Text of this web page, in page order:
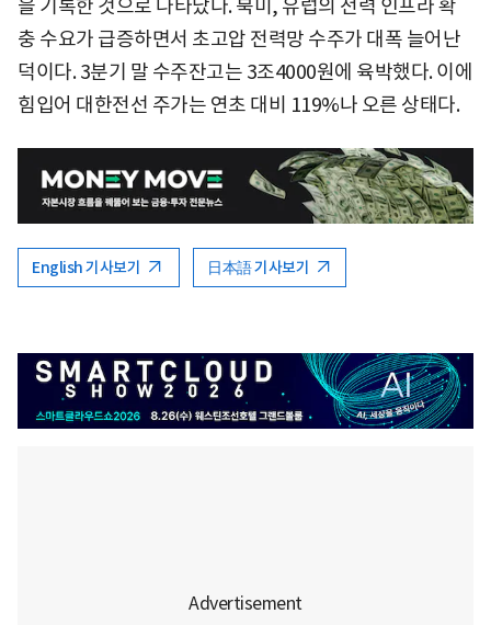
을 기록한 것으로 나타났다. 북미, 유럽의 전력 인프라 확
충 수요가 급증하면서 초고압 전력망 수주가 대폭 늘어난
덕이다. 3분기 말 수주잔고는 3조4000원에 육박했다. 이에
힘입어 대한전선 주가는 연초 대비 119%나 오른 상태다.
English 기사보기 日本語 기사보기